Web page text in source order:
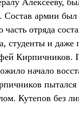
Алексееву,
армии
отряда
студенты и
Кирпичников.
начало
пытался
Кутепов без